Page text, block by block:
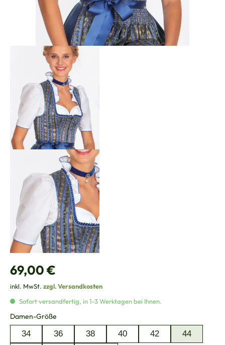
Regulärer Preis:
69,00 €
inkl. MwSt. zzgl. Versandkosten
Sofort versandfertig, in 1-3 Werktagen bei Ihnen.
Damen-Größe
34 36 38 40 42
44